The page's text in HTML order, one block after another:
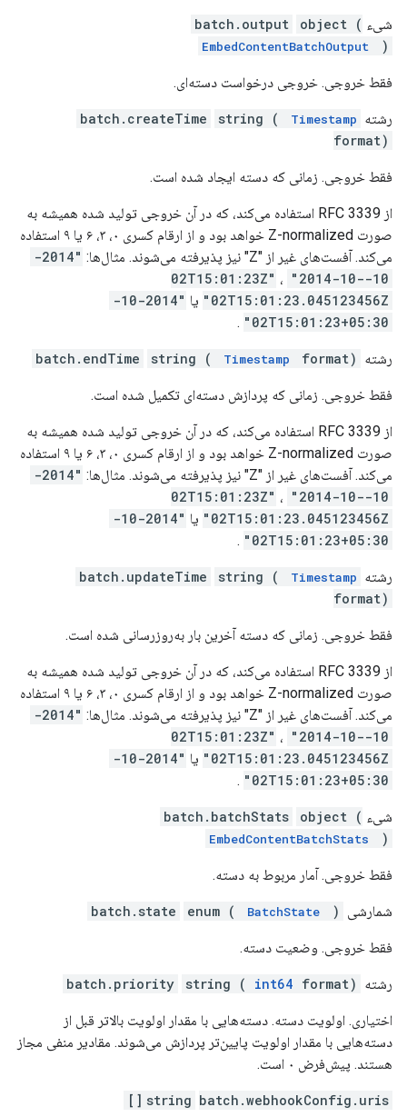
شیء batch.output object (
EmbedContentBatchOutput )
فقط خروجی. خروجی درخواست دسته‌ای.
رشته batch.createTime string ( Timestamp
format)
فقط خروجی. زمانی که دسته ایجاد شده است.
از RFC 3339 استفاده می‌کند، که در آن خروجی تولید شده همیشه به
صورت Z-normalized خواهد بود و از ارقام کسری ۰، ۳، ۶ یا ۹ استفاده
می‌کند. آفست‌های غیر از "Z" نیز پذیرفته می‌شوند. مثال‌ها:
"2014-
10-02T15:01:23Z"
، "2014-10-
02T15:01:23.045123456Z"
یا
"2014-10-
02T15:01:23+05:30"
.
رشته batch.endTime string ( Timestamp format)
فقط خروجی. زمانی که پردازش دسته‌ای تکمیل شده است.
از RFC 3339 استفاده می‌کند، که در آن خروجی تولید شده همیشه به
صورت Z-normalized خواهد بود و از ارقام کسری ۰، ۳، ۶ یا ۹ استفاده
می‌کند. آفست‌های غیر از "Z" نیز پذیرفته می‌شوند. مثال‌ها:
"2014-
10-02T15:01:23Z"
، "2014-10-
02T15:01:23.045123456Z"
یا
"2014-10-
02T15:01:23+05:30"
.
رشته batch.updateTime string ( Timestamp
format)
فقط خروجی. زمانی که دسته آخرین بار به‌روزرسانی شده است.
از RFC 3339 استفاده می‌کند، که در آن خروجی تولید شده همیشه به
صورت Z-normalized خواهد بود و از ارقام کسری ۰، ۳، ۶ یا ۹ استفاده
می‌کند. آفست‌های غیر از "Z" نیز پذیرفته می‌شوند. مثال‌ها:
"2014-
10-02T15:01:23Z"
، "2014-10-
02T15:01:23.045123456Z"
یا
"2014-10-
02T15:01:23+05:30"
.
شیء batch.batchStats object (
EmbedContentBatchStats )
فقط خروجی. آمار مربوط به دسته.
شمارشی batch.state enum ( BatchState )
فقط خروجی. وضعیت دسته.
رشته batch.priority string ( int64 format)
اختیاری. اولویت دسته. دسته‌هایی با مقدار اولویت بالاتر قبل از
دسته‌هایی با مقدار اولویت پایین‌تر پردازش می‌شوند. مقادیر منفی مجاز
هستند. پیش‌فرض ۰ است.
string batch.webhookConfig.uris[]